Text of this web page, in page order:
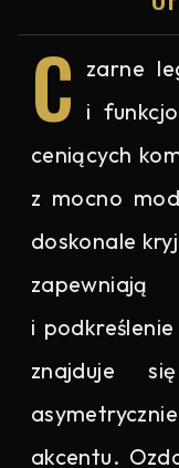
C zarne
i
ceniących
z mocno
doskonale
i
znajduje
akcentu.